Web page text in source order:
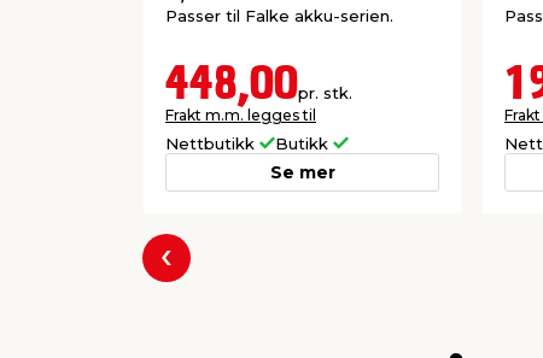
Passer til Falke akku-serien.
448,00pr. stk.
Frakt m.m. legges til
Nettbutikk Butikk
Se mer
Forrige